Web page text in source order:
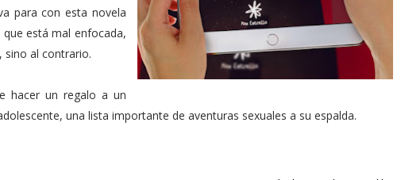
para con esta novela
está mal enfocada,
sino al contrario.
hacer un regalo a un
una lista importante de aventuras sexuales a su espalda.